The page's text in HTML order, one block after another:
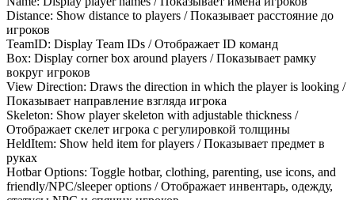
Distance: Show distance to players / Показывает расстояние до
игроков
TeamID: Display Team IDs / Отображает ID команд
Box: Display corner box around players / Показывает рамку
вокруг игроков
View Direction: Draws the direction in which the player is looking /
Показывает направление взгляда игрока
Skeleton: Show player skeleton with adjustable thickness /
Отображает скелет игрока с регулировкой толщины
HeldItem: Show held item for players / Показывает предмет в
руках
Hotbar Options: Toggle hotbar, clothing, parenting, use icons, and
friendly/NPC/sleeper options / Отображает инвентарь, одежду,